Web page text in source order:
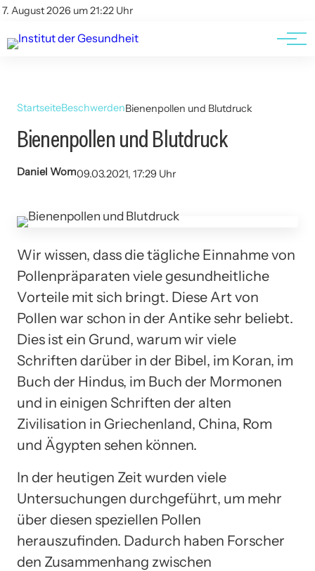
7. August 2026 um 21:22 Uhr
Kontakt
Kontakt
AGBs
StartseiteBeschwerdenBienenpollen und Blutdruck
Bienenpollen und Blutdruck
Daniel Wom09.03.2021, 17:29 Uhr
Wir wissen, dass die tägliche Einnahme von
Pollenpräparaten viele gesundheitliche
Vorteile mit sich bringt. Diese Art von
Pollen war schon in der Antike sehr beliebt.
Dies ist ein Grund, warum wir viele
Schriften darüber in der Bibel, im Koran, im
Buch der Hindus, im Buch der Mormonen
und in einigen Schriften der alten
Zivilisation in Griechenland, China, Rom
und Ägypten sehen können.
In der heutigen Zeit wurden viele
Untersuchungen durchgeführt, um mehr
über diesen speziellen Pollen
herauszufinden. Dadurch haben Forscher
den Zusammenhang zwischen